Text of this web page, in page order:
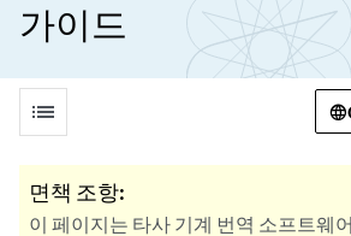
가이드
list
면책 조항:
이 페이지는 타사 기계 번역 소프트웨